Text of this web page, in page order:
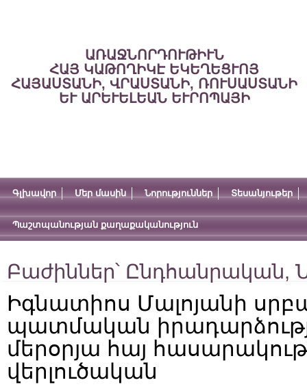
ԱՌԱՋՆՈՐԴՈՒԹԻՒՆ
ՀԱՅ ԿԱԹՈՂԻԿԷ ԵԿԵՂԵՑՒՈՅ
ՀԱՅԱՍՏԱՆԻ, ՎՐԱՍՏԱՆԻ, ՌՈՒՍԱՍՏԱՆԻ
ԵՒ ԱՐԵՒԵԼԵԱՆ ԵՒՐՈՊԱՅԻ
Գլխավոր Մեր մասին Նորություններ Տեսանյութեր
Պաշտպանության քաղաքականություն
Բաժիններ՝ Ընդհանրական,
Իգնատիոս Մալոյանի
պատմական
մերօրյա հայ
վերլուծական